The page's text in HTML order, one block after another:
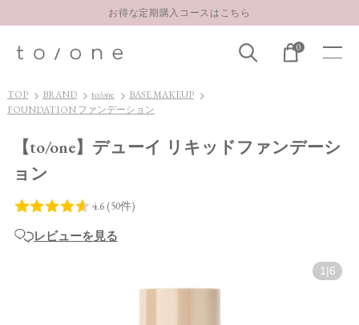
LINE お友達登録 500円OFFクーポンプレゼント
【重要】お盆期間中のお問い合わせと商品配送に関しまして
LINE お友達登録 500円OFFクーポンプレゼント
0
TOP BRAND to/one
BASE MAKEUP
FOUNDATION ファンデーション
【to/one】デューイ リキッドファンデーシ
ョン
レビューを見る
1 6